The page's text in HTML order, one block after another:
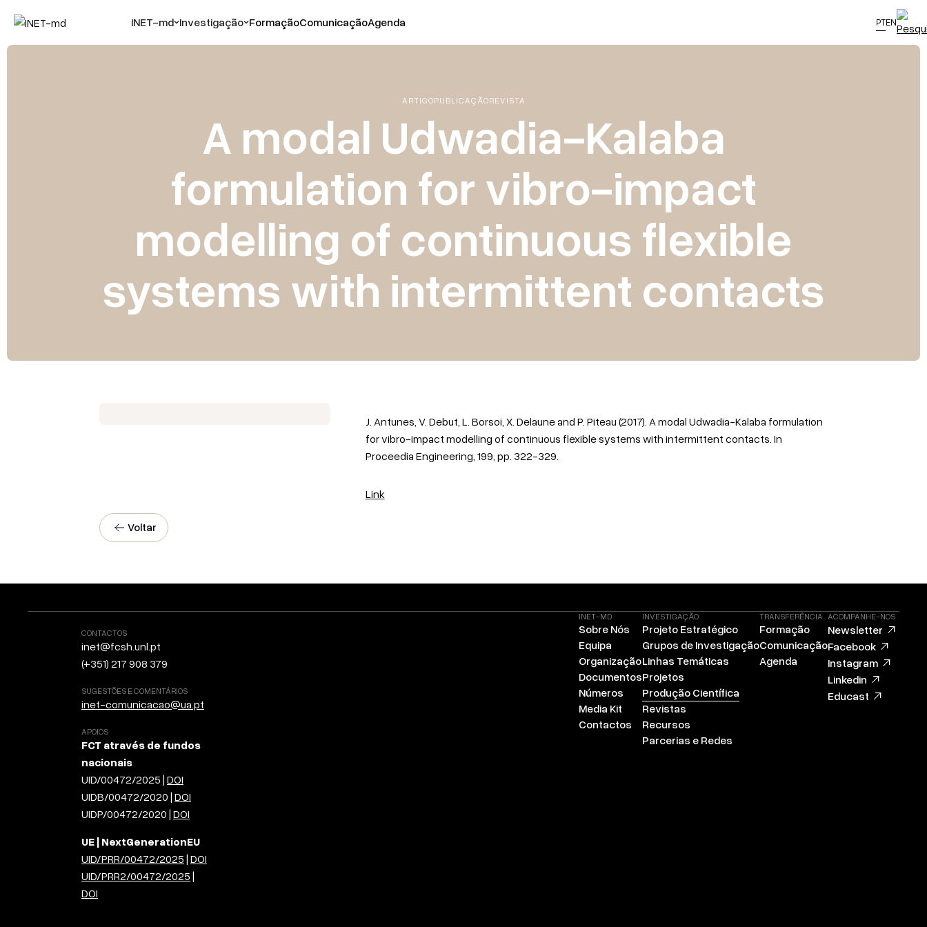
INET-md Investigação FormaçãoComunicaçãoAgenda PTEN
ARTIGOPUBLICAÇÃOREVISTA
A modal Udwadia-Kalaba
formulation for vibro-impact
modelling of continuous flexible
systems with intermittent contacts
J. Antunes, V. Debut, L. Borsoi, X. Delaune and P. Piteau (2017). A modal Udwadia-Kalaba formulation
for vibro-impact modelling of continuous flexible systems with intermittent contacts . In
Proceedia Engineering, 199, pp. 322-329.
Link
Voltar
CONTACTOS
inet@fcsh.unl.pt
(+351) 217 908 379
SUGESTÕES E COMENTÁRIOS
inet-comunicacao@ua.pt
APOIOS
FCT através de fundos
nacionais
UID/00472/2025 | DOI
UIDB/00472/2020 | DOI
UIDP/00472/2020 | DOI
UE | NextGenerationEU
UID/PRR/00472/2025 | DOI
UID/PRR2/00472/2025 |
DOI
INET-MD
Sobre Nós
Equipa
Organização
Documentos
Números
Media Kit
Contactos
INVESTIGAÇÃO
Projeto Estratégico
Grupos de Investigação
Linhas Temáticas
Projetos
Produção Científica
Revistas
Recursos
Parcerias e Redes
TRANSFERÊNCIA
Formação
Comunicação
Agenda
ACOMPANHE-NOS
Newsletter
Facebook
Instagram
Linkedin
Educast